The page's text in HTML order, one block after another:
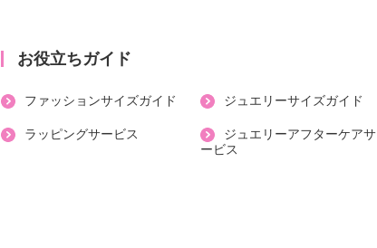
【メンテナンス（ケアラベル）】
・単品洗い
・摩擦による色落ち、色移り注意
・素材の特性上、多少の縮みあり
お役立ちガイド
ファッションサイズガイド ジュエリーサイズガイド
ラッピングサービス
ジュエリーアフターケアサ
ービス